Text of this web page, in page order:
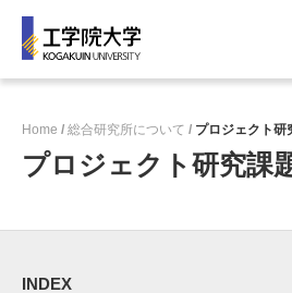
Home 総合研究所について プロジェクト研
プロジェクト研究課
INDEX